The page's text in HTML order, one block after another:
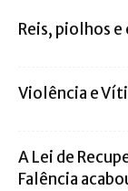
Reis, piolhos
Violência e
A Lei de
Falência